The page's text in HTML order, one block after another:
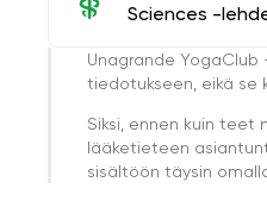
Sciences -
Unagrande
tiedotukseen, eikä se
Siksi, ennen kuin
lääketieteen
sisältöön täysin